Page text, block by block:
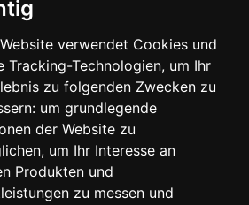
verwendet Cookies und
Tracking-Technologien, um Ihr
zu folgenden Zwecken zu
um grundlegende
der Website zu
, um Ihr Interesse an
Produkten und
zu messen und